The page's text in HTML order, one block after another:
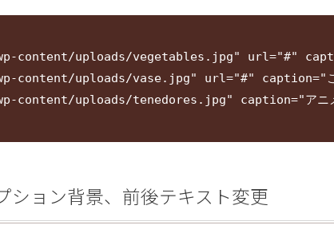
uploads/vegetables.jpg" url="#" caption="
uploads/vase.jpg" url="#" caption="このキ
uploads/tenedores.jpg" caption="アニメーシ
ション背景、前後テキスト変更